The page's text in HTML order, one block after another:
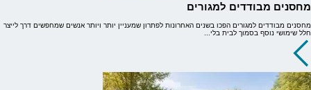
מחסנים מבודדים למגורים
מחסנים מבודדים למגורים הפכו בשנים האחרונות לפתרון שמעניין יותר ויותר אנשים שמחפשים דרך לייצר
חלל שימושי נוסף בסמוך לבית בלי...